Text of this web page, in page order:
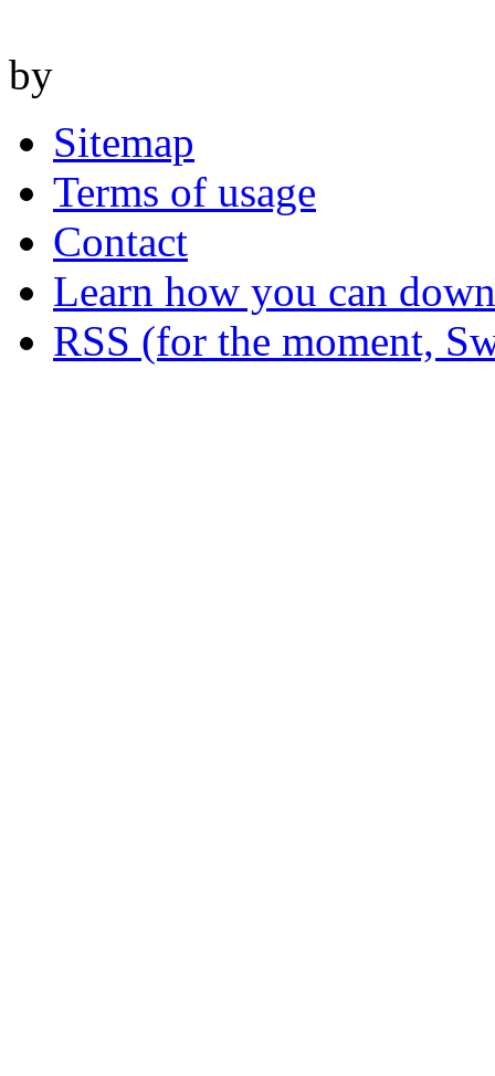
by
Sitemap
Terms of usage
Contact
Learn how you can
RSS (for the moment,